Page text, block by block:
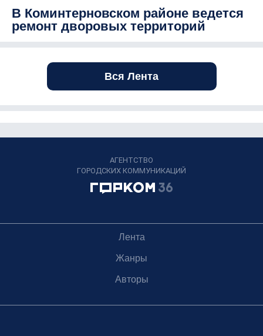
В Коминтерновском районе ведется
ремонт дворовых территорий
Вся Лента
АГЕНТСТВО
ГОРОДСКИХ КОММУНИКАЦИЙ
Лента
Жанры
Авторы